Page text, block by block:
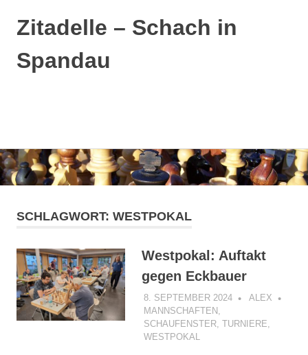
Zum
Inhalt
springen
Zitadelle – Schach in
Spandau
SCHLAGWORT: WESTPOKAL
Westpokal: Auftakt
gegen Eckbauer
8. SEPTEMBER 2024
ALEX
MANNSCHAFTEN,
SCHAUFENSTER, TURNIERE
WESTPOKAL